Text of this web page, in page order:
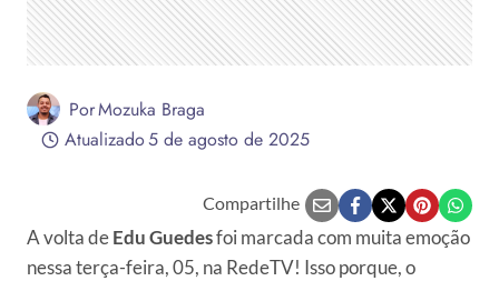
PorMozuka Braga
Atualizado5 de agosto de 2025
Compartilhe
A volta deEdu Guedesfoi marcada com muita emoção
nessa terça-feira, 05, na RedeTV! Isso porque, o